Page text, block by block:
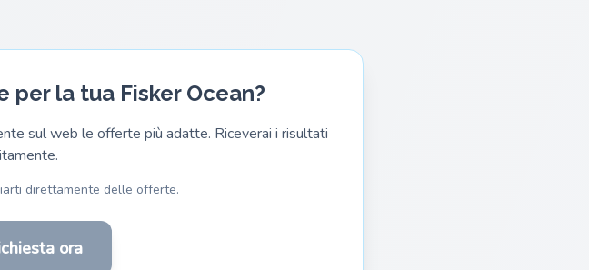
la tua Fisker Ocean?
sul web le offerte più adatte. Riceverai i risultati
direttamente delle offerte.
ora